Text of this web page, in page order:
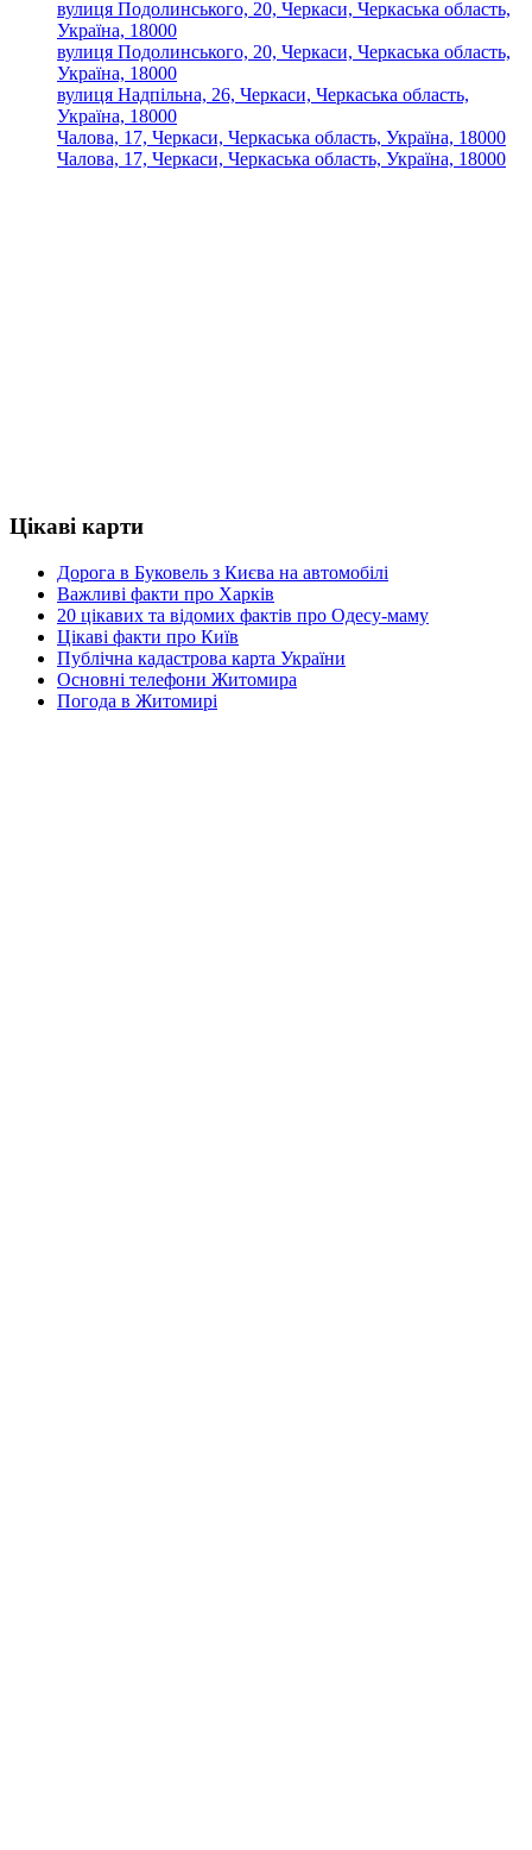
вулиця Подолинського, 20, Черкаси, Черкаська область,
Україна, 18000
вулиця Подолинського, 20, Черкаси, Черкаська область,
Україна, 18000
вулиця Надпільна, 26, Черкаси, Черкаська область,
Україна, 18000
Чалова, 17, Черкаси, Черкаська область, Україна, 18000
Чалова, 17, Черкаси, Черкаська область, Україна, 18000
Цікаві карти
Дорога в Буковель з Києва на автомобілі
Важливі факти про Харків
20 цікавих та відомих фактів про Одесу-маму
Цікаві факти про Київ
Публічна кадастрова карта України
Основні телефони Житомира
Погода в Житомирі